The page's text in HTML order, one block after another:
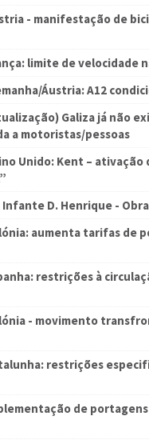
- manifestação de
limite de velocidade
Áustria: A12
Galiza já não
a motoristas/pessoas
Unido: Kent – ativação
Infante D. Henrique -
aumenta tarifas de
restrições à
- movimento
restrições
de